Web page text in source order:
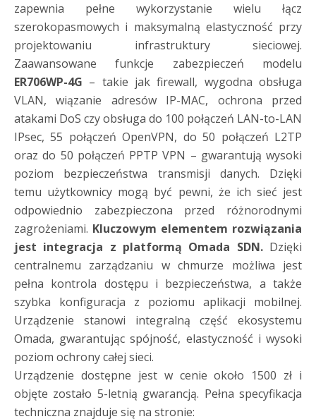
zapewnia pełne wykorzystanie wielu łącz
szerokopasmowych i maksymalną elastyczność przy
projektowaniu infrastruktury sieciowej.
Zaawansowane funkcje zabezpieczeń modelu
ER706WP-4G – takie jak firewall, wygodna obsługa
VLAN, wiązanie adresów IP-MAC, ochrona przed
atakami DoS czy obsługa do 100 połączeń LAN-to-LAN
IPsec, 55 połączeń OpenVPN, do 50 połączeń L2TP
oraz do 50 połączeń PPTP VPN – gwarantują wysoki
poziom bezpieczeństwa transmisji danych. Dzięki
temu użytkownicy mogą być pewni, że ich sieć jest
odpowiednio zabezpieczona przed różnorodnymi
zagrożeniami. Kluczowym elementem rozwiązania
jest integracja z platformą Omada SDN.Dzięki
centralnemu zarządzaniu w chmurze możliwa jest
pełna kontrola dostępu i bezpieczeństwa, a także
szybka konfiguracja z poziomu aplikacji mobilnej.
Urządzenie stanowi integralną część ekosystemu
Omada, gwarantując spójność, elastyczność i wysoki
poziom ochrony całej sieci.
Urządzenie dostępne jest w cenie około 1500 zł i
objęte zostało 5-letnią gwarancją. Pełna specyfikacja
techniczna znajduje się na stronie: